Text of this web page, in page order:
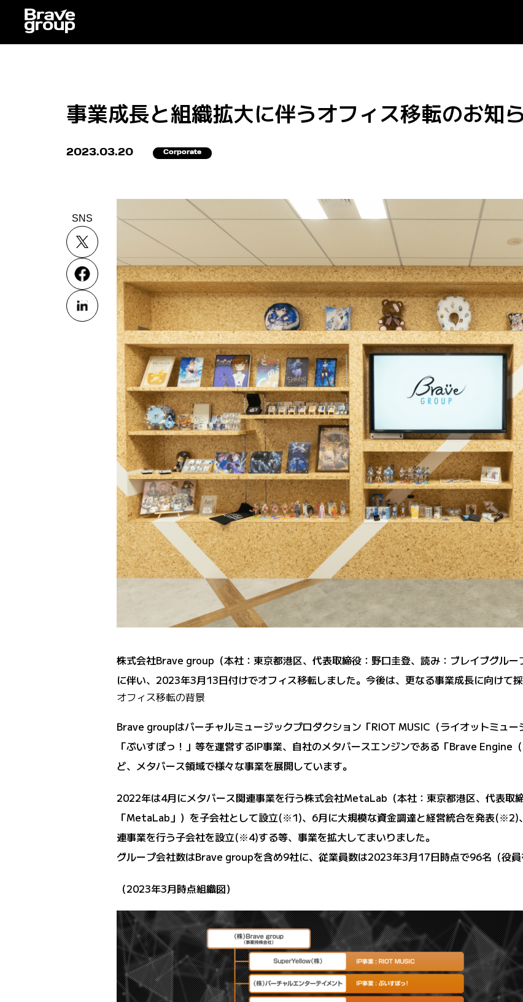
事業成長と組織拡大に伴うオフィス移転のお知
2023.03.20 Corporate
SNS
株式会社Brave group（本社：東京都港区、代表取締役：野口圭登、読み：ブレイブグル
に伴い、2023年3月13日付けでオフィス移転しました。今後は、更なる事業成長に向けて
オフィス移転の背景
Brave groupはバーチャルミュージックプロダクション「RIOT MUSIC（ライオットミュ
「ぶいすぽっ！」等を運営するIP事業、自社のメタバースエンジンである「Brave
ど、メタバース領域で様々な事業を展開しています。
2022年は4月にメタバース関連事業を行う株式会社MetaLab（本社：東京都港区、代表取
「MetaLab」）を子会社として設立(※1)、6月に大規模な資金調達と経営統合を発表
連事業を行う子会社を設立(※4)する等、事業を拡大してまいりました。
グループ会社数はBrave groupを含め9社に、従業員数は2023年3月17日時点で96名（役員
（2023年3月時点組織図）